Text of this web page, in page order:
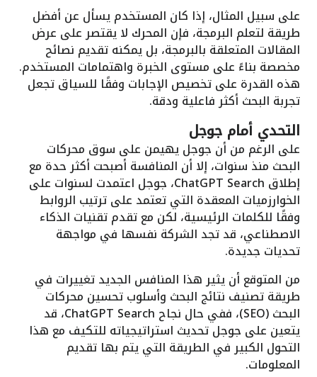
على سبيل المثال، إذا كان المستخدم يسأل عن أفضل
طريقة لتعلم البرمجة، فإن المحرك لا يقتصر على عرض
المقالات المتعلقة بالبرمجة، بل يمكنه تقديم نصائح
مخصصة بناءً على مستوى الخبرة واهتمامات المستخدم.
هذه القدرة على تخصيص الإجابات وفقًا للسياق تجعل
تجربة البحث أكثر فاعلية ودقة.
التحدي أمام جوجل
على الرغم من أن جوجل يهيمن على سوق محركات
البحث منذ سنوات، إلا أن المنافسة أصبحت أكثر حدة مع
إطلاق ChatGPT Search، جوجل اعتمدت لسنوات على
الخوارزميات المعقدة التي تعتمد على ترتيب الروابط
وفقًا للكلمات الرئيسية، لكن مع تقدم تقنيات الذكاء
الاصطناعي، قد تجد الشركة نفسها في مواجهة
تحديات جديدة.
من المتوقع أن يثير هذا المنافس الجديد تغييرات في
طريقة تصنيف نتائج البحث وأسلوب تحسين محركات
البحث (SEO)، ففي حال نجاح ChatGPT Search، قد
يتعين على جوجل تحديث استراتيجياته للتكيف مع هذا
التحول الكبير في الطريقة التي يتم بها تقديم
المعلومات.